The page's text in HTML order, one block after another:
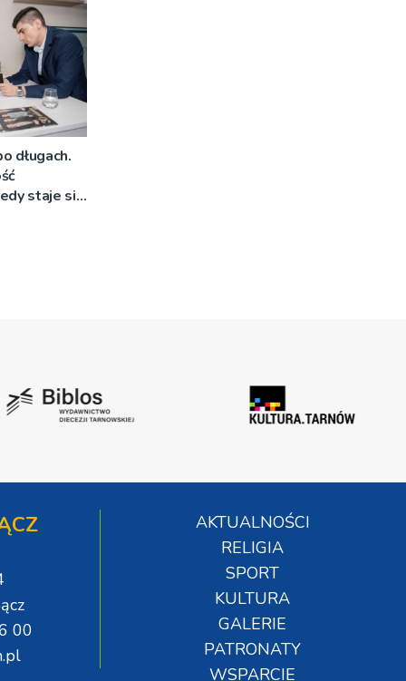
długach.
staje się
00
AKTUALNOŚCI
RELIGIA
SPORT
KULTURA
GALERIE
PATRONATY
WSPARCIE